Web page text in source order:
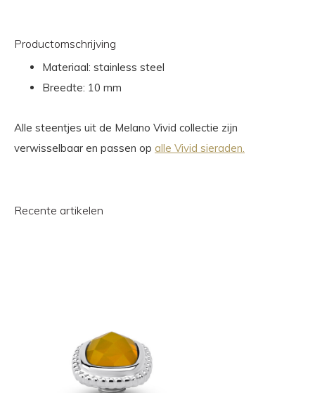
Productomschrijving
Materiaal: stainless steel
Breedte: 10 mm
Alle steentjes uit de Melano Vivid collectie zijn
verwisselbaar en passen op alle Vivid sieraden.
Recente artikelen